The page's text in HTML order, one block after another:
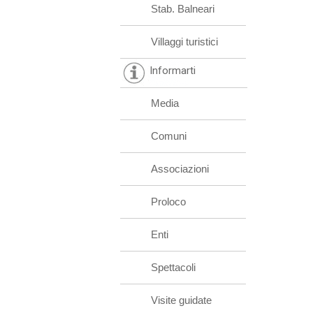
Stab. Balneari
Villaggi turistici
Informarti
Media
Comuni
Associazioni
Proloco
Enti
Spettacoli
Visite guidate